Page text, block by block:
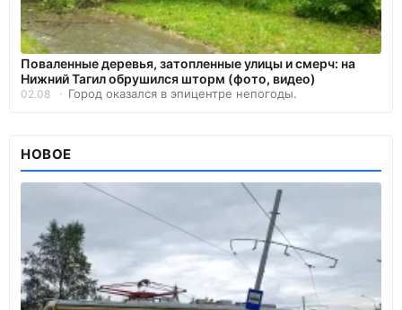
Поваленные деревья, затопленные улицы и смерч: на
Нижний Тагил обрушился шторм (фото, видео)
02.08 Город оказался в эпицентре непогоды.
НОВОЕ